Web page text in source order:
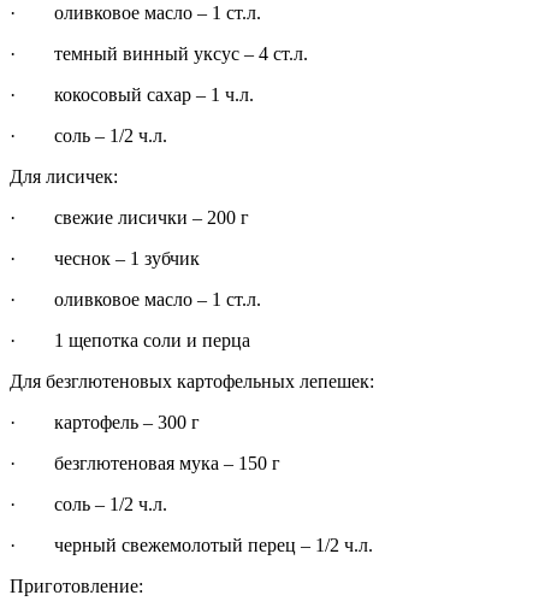
· оливковое масло – 1 ст.л.
· темный винный уксус – 4 ст.л.
· кокосовый сахар – 1 ч.л.
· соль – 1/2 ч.л.
Для лисичек:
· свежие лисички – 200 г
· чеснок – 1 зубчик
· оливковое масло – 1 ст.л.
· 1 щепотка соли и перца
Для безглютеновых картофельных лепешек:
· картофель – 300 г
· безглютеновая мука – 150 г
· соль – 1/2 ч.л.
· черный свежемолотый перец – 1/2 ч.л.
Приготовление: